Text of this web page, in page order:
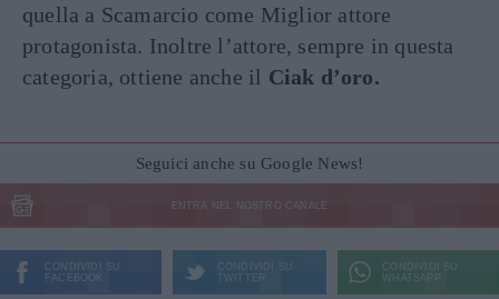
quella a Scamarcio come Miglior attore
protagonista. Inoltre l’attore, sempre in questa
categoria, ottiene anche il Ciak d’oro.
Seguici anche su Google News!
ENTRA NEL NOSTRO CANALE
CONDIVIDI SU
FACEBOOK
CONDIVIDI SU
TWITTER
CONDIVIDI SU
WHATSAPP